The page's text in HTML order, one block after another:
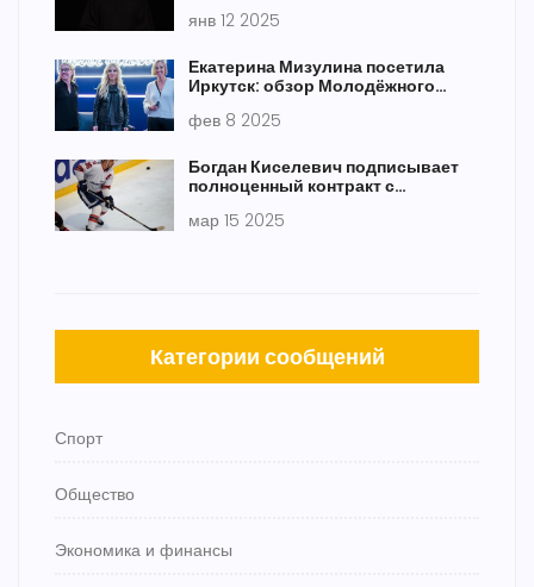
адвоката
янв 12 2025
Екатерина Мизулина посетила
Иркутск: обзор Молодёжного
в интернете
фев 8 2025
Богдан Киселевич подписывает
полноценный контракт с
мар 15 2025
Категории сообщений
Спорт
Общество
Экономика и финансы